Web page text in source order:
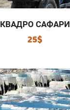
КВАДРО САФАРИ
25$